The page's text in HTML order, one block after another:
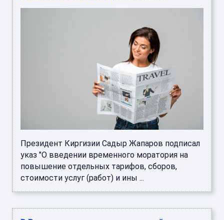
Президент Киргизии Садыр Жапаров подписал
указ "О введении временного моратория на
повышение отдельных тарифов, сборов,
стоимости услуг (работ) и ины ...